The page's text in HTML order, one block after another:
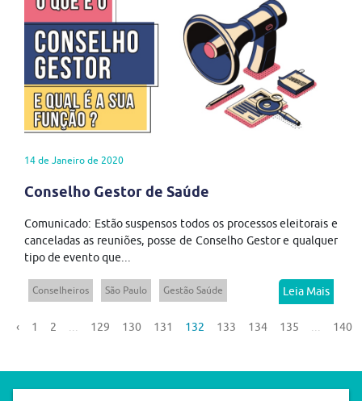
14 de Janeiro de 2020
Conselho Gestor de Saúde
Comunicado: Estão suspensos todos os processos eleitorais e
canceladas as reuniões, posse de Conselho Gestor e qualquer
tipo de evento que...
Conselheiros São Paulo Gestão Saúde Leia Mais
‹ 1 2 129 130 131 132 133 134 135 140